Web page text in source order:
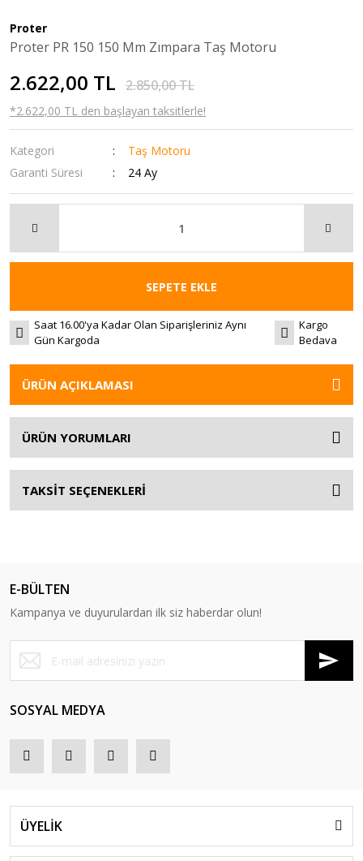
Proter
Proter PR 150 150 Mm Zımpara Taş Motoru
2.622,00 TL 2.850,00 TL
*2.622,00 TL den başlayan taksitlerle!
Kategori
Taş Motoru
Garanti Süresi
24 Ay
SEPETE EKLE
Saat 16.00'ya Kadar Olan Siparişleriniz Aynı
Gün Kargoda
Kargo
Bedava
ÜRÜN AÇIKLAMASI
ÜRÜN YORUMLARI
TAKSİT SEÇENEKLERİ
E-BÜLTEN
Kampanya ve duyurulardan ilk siz haberdar olun!
SOSYAL MEDYA
ÜYELİK